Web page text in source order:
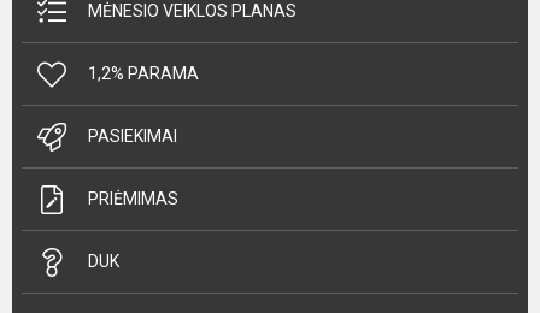
MĖNESIO VEIKLOS PLANAS
1,2% PARAMA
PASIEKIMAI
PRIĖMIMAS
DUK